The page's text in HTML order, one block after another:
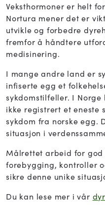
Veksthormoner er helt
Nortura mener det er
utvikle og forbedre
fremfor å håndtere
medisinering.
I mange andre land er
infiserte egg et
sykdomstilfeller. I
ikke registrert et eneste
sykdom fra norske egg.
situasjon i
Målrettet arbeid for god
forebygging, kontroller
sikre denne unike
Du kan lese mer i vår